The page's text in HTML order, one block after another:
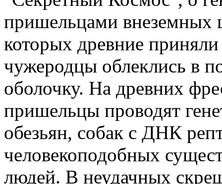
пришельцами внеземных
которых древние
чужеродцы облеклись в
оболочку. На древних
пришельцы проводят
обезьян, собак с ДНК
человекоподобных
людей. В неудачных